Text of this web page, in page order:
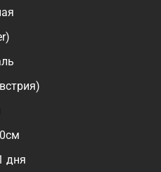
дня